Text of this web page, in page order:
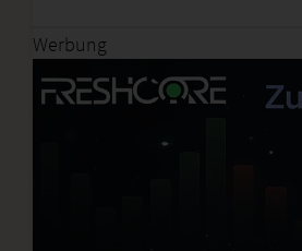
Werbung